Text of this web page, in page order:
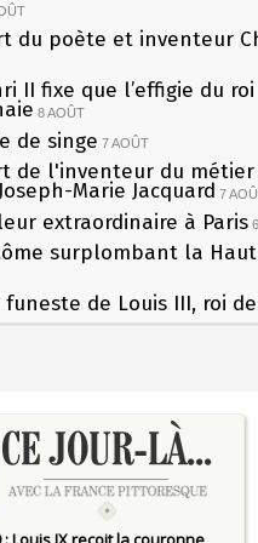
du poète et inventeur
II fixe que l’effigie du
8 AOÛT
de singe 7 AOÛT
de l'inventeur du
Marie Jacquard 7
extraordinaire à Paris
surplombant la
de Louis III, roi
Fontaine : réouverture
est nommé
de François
pas mousse
bien